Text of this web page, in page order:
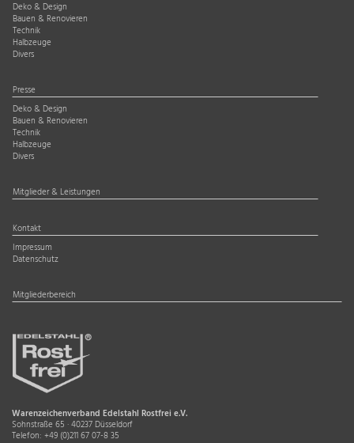
Deko & Design
Bauen & Renovieren
Technik
Halbzeuge
Divers
Presse
Deko & Design
Bauen & Renovieren
Technik
Halbzeuge
Divers
Mitglieder & Leistungen
Kontakt
Impressum
Datenschutz
Mitgliederbereich
Warenzeichenverband Edelstahl Rostfrei e.V.
Sohnstraße 65 · 40237 Düsseldorf
Telefon: +49 (0)211 67 07-8 35